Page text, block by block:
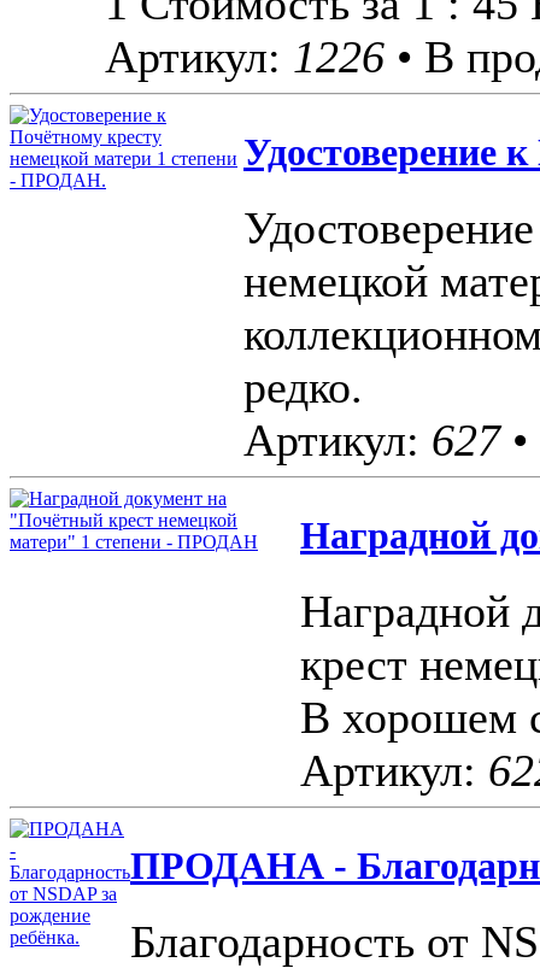
Артикул: 1226 • В
Удостоверение
немецкой
редко.
Артикул: 627•
Наградной
Наградной
крест
В хорошем
Артикул:
ПРОДАНА -
Благодарность от